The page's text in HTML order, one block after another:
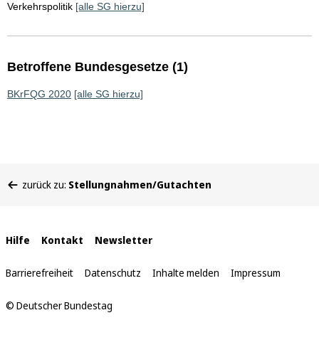
Verkehrspolitik [alle SG hierzu]
Betroffene Bundesgesetze (1)
BKrFQG 2020 [alle SG hierzu]
befinden
zurück zu: Stellungnahmen/Gutachten
Interne
Links
Hilfe Kontakt Newsletter
Barrierefreiheit Datenschutz Inhalte melden Impressum
© Deutscher Bundestag